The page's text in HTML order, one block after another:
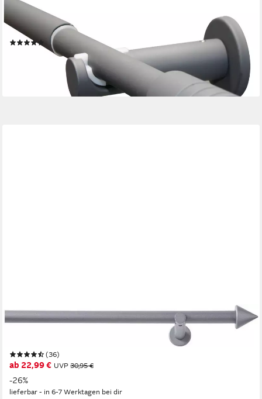
GARDINIA
Gardinenstange Set Ø 16/19 mm, Ø 19 mm, 1-läufig, ausziehbar,
mit Bohren, verschraubt, 1-Lauf
(24)
ab 29,74 €
lieferbar - in 3-4 Werktagen bei dir
GOOD LIFE
Vorhangstange Punta, Ø 20 mm, 1-läufig, Fixmaß, mit Bohren,
(36)
ab 22,99 € UVP 30,95 €
-26%
lieferbar - in 6-7 Werktagen bei dir